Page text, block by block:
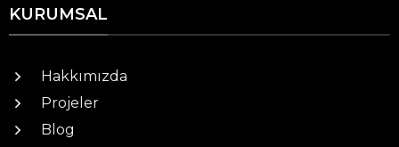
KURUMSAL
Hakkımızda
Projeler
Blog